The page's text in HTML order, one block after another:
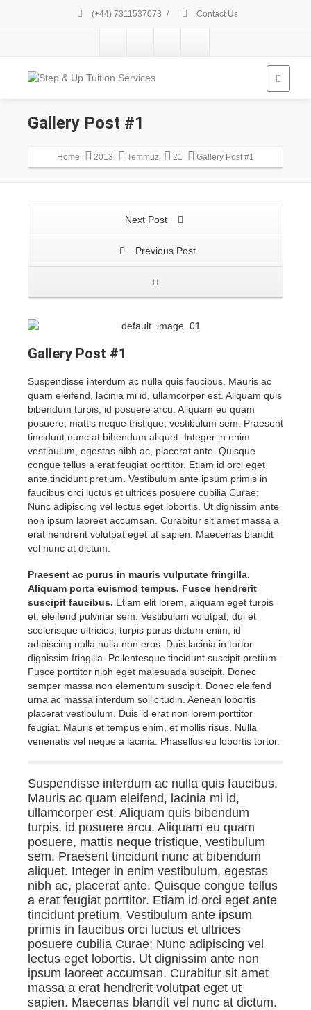
(+44) 7311537073 / Contact Us
Gallery Post #1
Home 2013 Temmuz 21 Gallery Post #1
Next Post
Previous Post
Gallery Post #1
Suspendisse interdum ac nulla quis faucibus. Mauris ac
quam eleifend, lacinia mi id, ullamcorper est. Aliquam quis
bibendum turpis, id posuere arcu. Aliquam eu quam
posuere, mattis neque tristique, vestibulum sem. Praesent
tincidunt nunc at bibendum aliquet. Integer in enim
vestibulum, egestas nibh ac, placerat ante. Quisque
congue tellus a erat feugiat porttitor. Etiam id orci eget
ante tincidunt pretium. Vestibulum ante ipsum primis in
faucibus orci luctus et ultrices posuere cubilia Curae;
Nunc adipiscing vel lectus eget lobortis. Ut dignissim ante
non ipsum laoreet accumsan. Curabitur sit amet massa a
erat hendrerit volutpat eget ut sapien. Maecenas blandit
vel nunc at dictum.
Praesent ac purus in mauris vulputate fringilla.
Aliquam porta euismod tempus. Fusce hendrerit
suscipit faucibus. Etiam elit lorem, aliquam eget turpis
et, eleifend pulvinar sem. Vestibulum volutpat, dui et
scelerisque ultricies, turpis purus dictum enim, id
adipiscing nulla nulla non eros. Duis lacinia in tortor
dignissim fringilla. Pellentesque tincidunt suscipit pretium.
Fusce porttitor nibh eget malesuada suscipit. Donec
semper massa non elementum suscipit. Donec eleifend
urna ac massa interdum sollicitudin. Aenean lobortis
placerat vestibulum. Duis id erat non lorem porttitor
feugiat. Mauris et tempus enim, et mollis risus. Nulla
venenatis vel neque a lacinia. Phasellus eu lobortis tortor.
Suspendisse interdum ac nulla quis faucibus.
Mauris ac quam eleifend, lacinia mi id,
ullamcorper est. Aliquam quis bibendum
turpis, id posuere arcu. Aliquam eu quam
posuere, mattis neque tristique, vestibulum
sem. Praesent tincidunt nunc at bibendum
aliquet. Integer in enim vestibulum, egestas
nibh ac, placerat ante. Quisque congue tellus
a erat feugiat porttitor. Etiam id orci eget ante
tincidunt pretium. Vestibulum ante ipsum
primis in faucibus orci luctus et ultrices
posuere cubilia Curae; Nunc adipiscing vel
lectus eget lobortis. Ut dignissim ante non
ipsum laoreet accumsan. Curabitur sit amet
massa a erat hendrerit volutpat eget ut
sapien. Maecenas blandit vel nunc at dictum.